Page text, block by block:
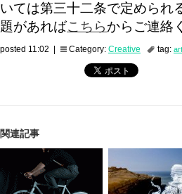
いては第三十二条で定められ
題があればこちらからご連絡
posted 11:02 | Category: Creative tag: art
関連記事